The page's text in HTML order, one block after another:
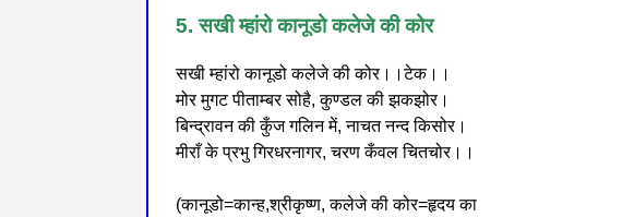
5. सखी म्हांरो कानूडो कलेजे की कोर
सखी म्हांरो कानूडो कलेजे की कोर।।टेक।।
मोर मुगट पीताम्बर सोहै, कुण्डल की झकझोर।
बिन्द्रावन की कुँज गलिन में, नाचत नन्द किसोर।
मीराँ के प्रभु गिरधरनागर, चरण कँवल चितचोर।।
(कानूडो=कान्ह,श्रीकृष्ण, कलेजे की कोर=हृदय का